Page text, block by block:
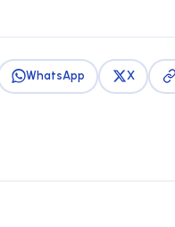
WhatsApp X